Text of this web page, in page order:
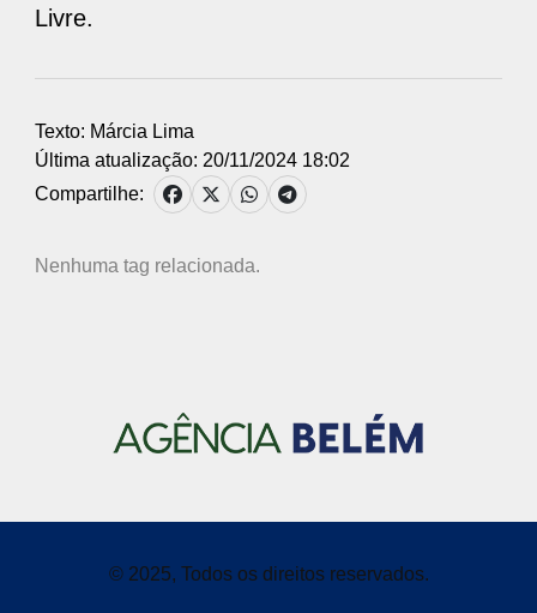
Livre.
Texto: Márcia Lima
Última atualização: 20/11/2024 18:02
Compartilhe:
Nenhuma tag relacionada.
© 2025, Todos os direitos reservados.